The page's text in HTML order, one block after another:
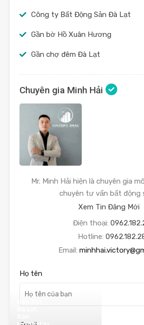
Công ty Bất Động Sản Đà Lạt
Gần bờ Hồ Xuân Hương
Gần chợ đêm Đà Lạt
Chuyên gia Minh Hải
Mr. Minh Hải hiện là chuyên gia
chuyên tư vấn bất động
Xem Tin Đăng Mới
Điện thoại:
Hotline:
Email:
Họ tên
Bán Đất